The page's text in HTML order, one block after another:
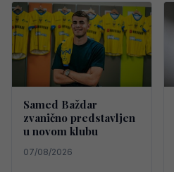
Samed Baždar
zvanično predstavljen
u novom klubu
07/08/2026